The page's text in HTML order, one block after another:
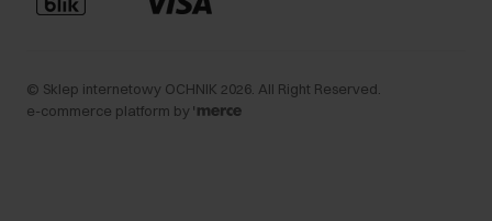
© Sklep internetowy OCHNIK 2026 . All Right Reserved.
e-commerce platform by